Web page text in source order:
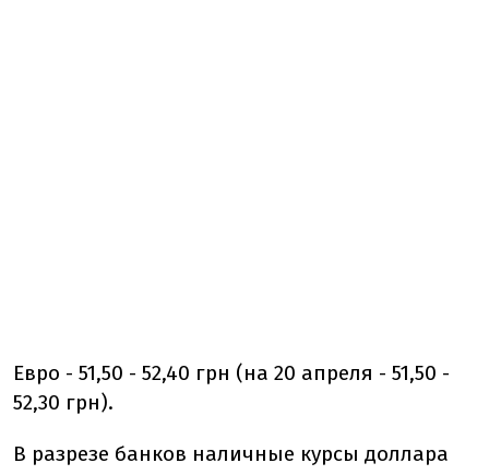
Евро - 51,50 - 52,40 грн (на 20 апреля - 51,50 -
52,30 грн).
В разрезе банков наличные курсы доллара